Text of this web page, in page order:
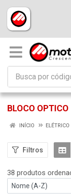
BLOCO OPTICO
INÍCIO ELÉTRICO
Filtros
38 produtos